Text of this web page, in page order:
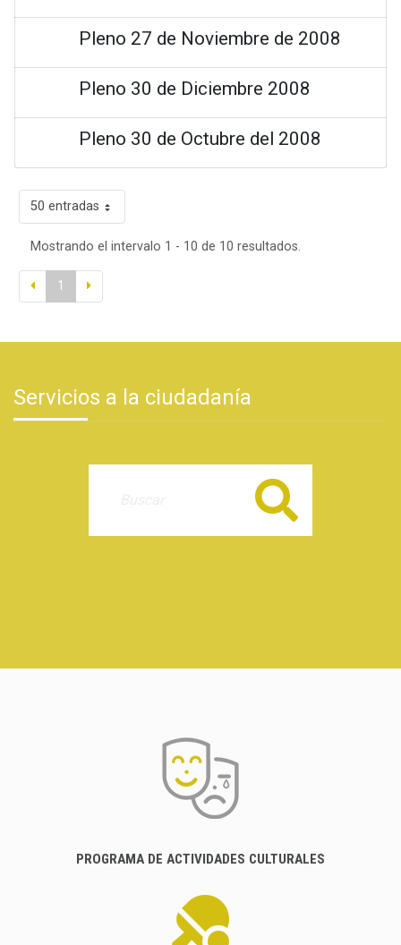
Pleno 27 de Noviembre de 2008
Pleno 30 de Diciembre 2008
Pleno 30 de Octubre del 2008
50 entradas
Mostrando el intervalo 1 - 10 de 10 resultados.
1
Servicios a la ciudadanía
Buscar
PROGRAMA DE ACTIVIDADES CULTURALES